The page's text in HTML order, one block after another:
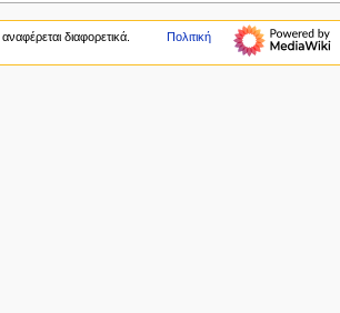
διαφορετικά.
Πολιτική